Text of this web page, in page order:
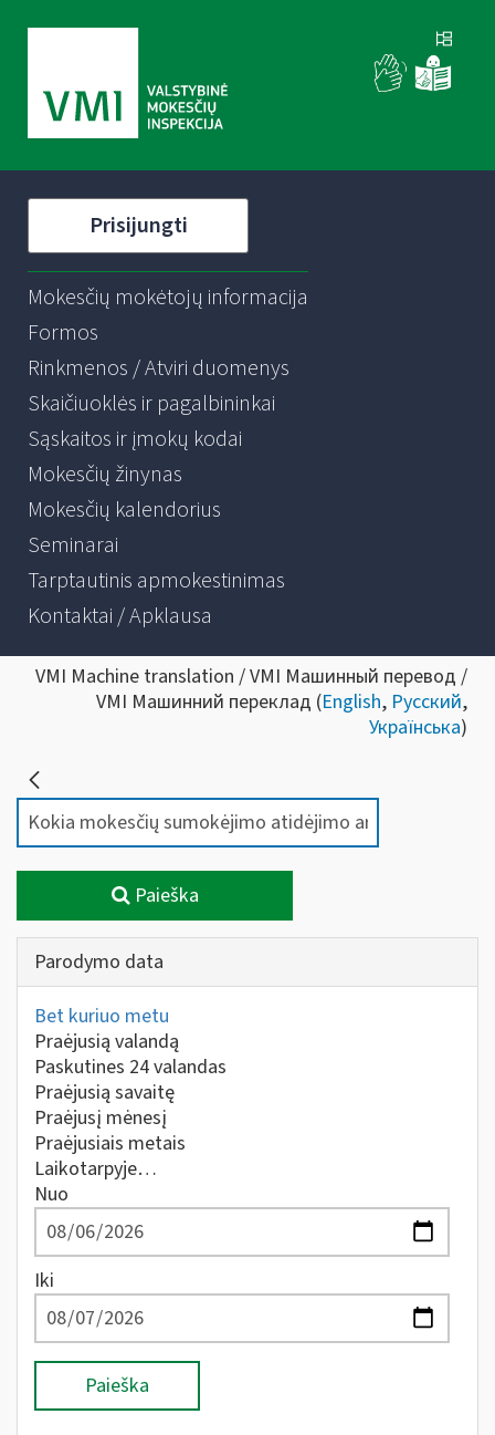
Prisijungti
Mokesčių mokėtojų informacija
Formos
Rinkmenos / Atviri duomenys
Skaičiuoklės ir pagalbininkai
Sąskaitos ir įmokų kodai
Mokesčių žinynas
Mokesčių kalendorius
Seminarai
Tarptautinis apmokestinimas
Kontaktai / Apklausa
VMI Machine translation / VMI Машинный перевод /
VMI Машинний переклад (English, Русский,
Українська)
Paieška
Parodymo data
Bet kuriuo metu
Praėjusią valandą
Paskutines 24 valandas
Praėjusią savaitę
Praėjusį mėnesį
Praėjusiais metais
Laikotarpyje…
Nuo
Iki
Paieška